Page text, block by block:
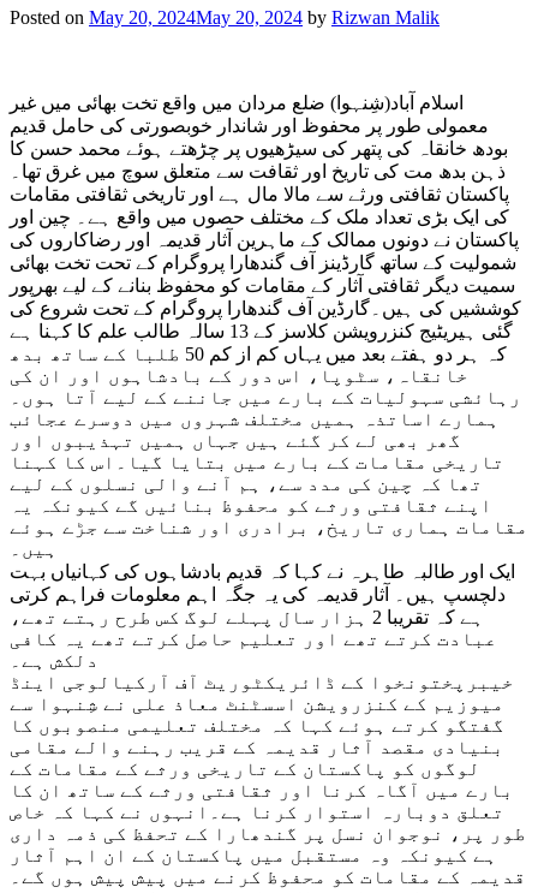
Posted on May 20, 2024May 20, 2024 by Rizwan Malik
اسلام آباد(شِنہوا) ضلع مردان میں واقع تخت بھائی میں غیر
معمولی طور پر محفوظ اور شاندار خوبصورتی کی حامل قدیم
بودھ خانقاہ کی پتھر کی سیڑھیوں پر چڑھتے ہوئے محمد حسن کا
ذہن بدھ مت کی تاریخ اور ثقافت سے متعلق سوچ میں غرق تھا۔
پاکستان ثقافتی ورثے سے مالا مال ہے اور تاریخی ثقافتی مقامات
کی ایک بڑی تعداد ملک کے مختلف حصوں میں واقع ہے۔ چین اور
پاکستان نے دونوں ممالک کے ماہرین آثار قدیمہ اور رضاکاروں کی
شمولیت کے ساتھ گارڈینز آف گندھارا پروگرام کے تحت تخت بھائی
سمیت دیگر ثقافتی آثار کے مقامات کو محفوظ بنانے کے لیے بھرپور
کوششیں کی ہیں۔گارڈین آف گندھارا پروگرام کے تحت شروع کی
گئی ہیریٹیج کنزرویشن کلاسز کے 13 سالہ طالب علم کا کہنا ہے
کہ ہر دو ہفتے بعد میں یہاں کم از کم 50 طلبا کے ساتھ بدھ
خانقاہ، سٹوپا، اس دور کے بادشاہوں اور ان کی
رہائشی سہولیات کے بارے میں جاننے کے لیے آتا ہوں۔
ہمارے اساتذہ ہمیں مختلف شہروں میں دوسرے عجائب
گھر بھی لے کر گئے ہیں جہاں ہمیں تہذیبوں اور
تاریخی مقامات کے بارے میں بتایا گیا۔اس کا کہنا
تھا کہ چین کی مدد سے، ہم آنے والی نسلوں کے لیے
اپنے ثقافتی ورثے کو محفوظ بنائیں گے کیونکہ یہ
مقامات ہماری تاریخ، برادری اور شناخت سے جڑے ہوئے
ہیں۔
ایک اور طالبہ طاہرہ نے کہا کہ قدیم بادشاہوں کی کہانیاں بہت
دلچسپ ہیں۔ آثار قدیمہ کی یہ جگہ اہم معلومات فراہم کرتی
ہے کہ تقریبا 2 ہزار سال پہلے لوگ کس طرح رہتے تھے،
عبادت کرتے تھے اور تعلیم حاصل کرتے تھے یہ کافی
دلکش ہے۔
خیبرپختونخوا کے ڈائریکٹوریٹ آف آرکیالوجی اینڈ
میوزیم کے کنزرویشن اسسٹنٹ معاذ علی نے شِنہوا سے
گفتگو کرتے ہوئے کہا کہ مختلف تعلیمی منصوبوں کا
بنیادی مقصد آثار قدیمہ کے قریب رہنے والے مقامی
لوگوں کو پاکستان کے تاریخی ورثے کے مقامات کے
بارے میں آگاہ کرنا اور ثقافتی ورثے کے ساتھ ان کا
تعلق دوبارہ استوار کرنا ہے۔انہوں نے کہا کہ خاص
طور پر، نوجوان نسل پر گندھارا کے تحفظ کی ذمہ داری
ہے کیونکہ وہ مستقبل میں پاکستان کے ان اہم آثار
قدیمہ کے مقامات کو محفوظ کرنے میں پیش پیش ہوں گے۔